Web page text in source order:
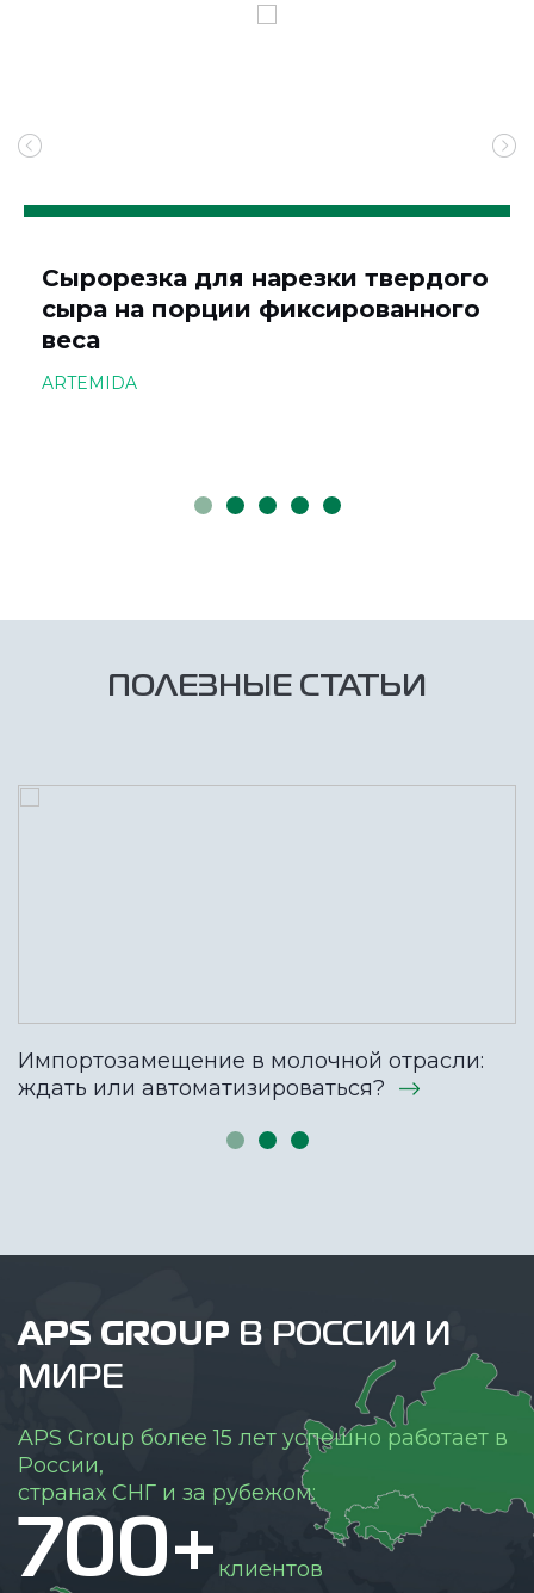
Сырорезка для нарезки твердого
сыра на порции фиксированного
веса
ARTEMIDA
ПОЛЕЗНЫЕ СТАТЬИ
Импортозамещение в молочной отрасли:
ждать или автоматизироваться?
APS GROUP В РОССИИ И
МИРЕ
APS Group более 15 лет успешно работает в
России,
странах СНГ и за рубежом:
700+ клиентов